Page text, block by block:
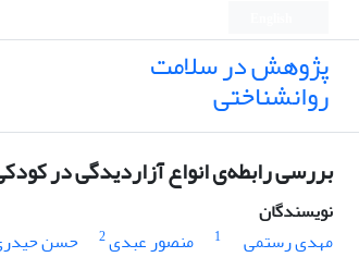
پژوهش در سلامت
روانشناختی
بررسی رابطه‌ی انواع آزار‌دیدگی در
نویسندگان
مهدی رستمی
1 منصور عبدی2 حسن